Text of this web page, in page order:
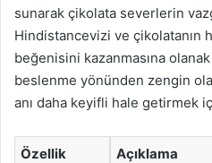
sunarak çikolata severlerin
Hindistancevizi ve çikolatanın
beğenisini kazanmasına
beslenme yönünden zengin
anı daha keyifli hale getirmek
Özellik Açıklama